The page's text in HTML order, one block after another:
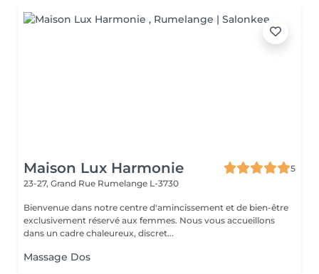
Maison Lux Harmonie
5
23-27, Grand Rue Rumelange L-3730
Bienvenue dans notre centre d'amincissement et de bien-être
exclusivement réservé aux femmes. Nous vous accueillons
dans un cadre chaleureux, discret...
Massage Dos